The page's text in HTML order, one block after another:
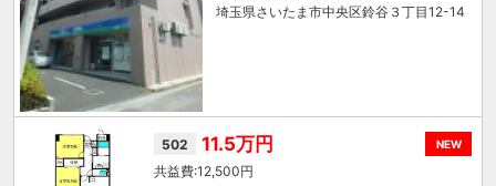
埼玉県さいたま市中央区鈴谷３丁目12-14
NEW
502 11.5万円
12,500円